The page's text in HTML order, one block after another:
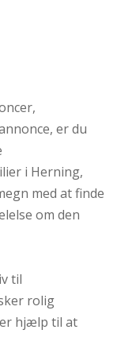
er du
i Herning,
med at finde
om den
til
rolig
hjælp til at